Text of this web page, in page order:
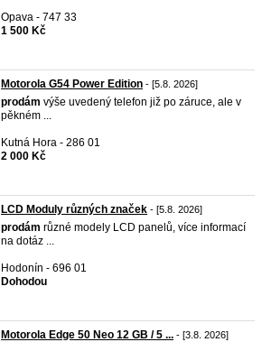
Opava - 747 33
1 500 Kč
Motorola G54 Power Edition - [5.8. 2026]
prodám výše uvedený telefon již po záruce, ale v
pěkném ...
Kutná Hora - 286 01
2 000 Kč
LCD Moduly různých značek - [5.8. 2026]
prodám různé modely LCD panelů, více informací
na dotáz ...
Hodonín - 696 01
Dohodou
Motorola Edge 50 Neo 12 GB / 5 ... - [3.8. 2026]